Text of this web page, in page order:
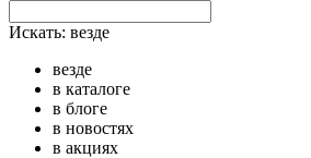
Искать: везде
везде
в каталоге
в блоге
в новостях
в акциях